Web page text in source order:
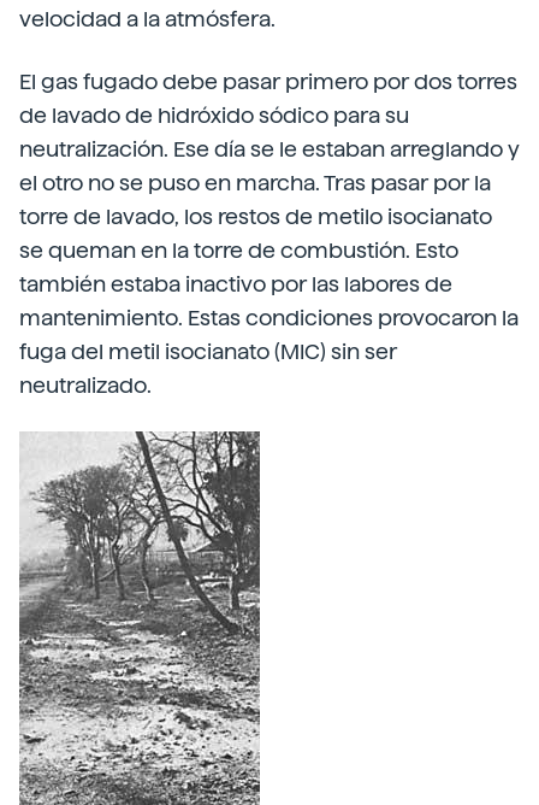
velocidad a la atmósfera.
El gas fugado debe pasar primero por dos torres
de lavado de hidróxido sódico para su
neutralización. Ese día se le estaban arreglando y
el otro no se puso en marcha. Tras pasar por la
torre de lavado, los restos de metilo isocianato
se queman en la torre de combustión. Esto
también estaba inactivo por las labores de
mantenimiento. Estas condiciones provocaron la
fuga del metil isocianato (MIC) sin ser
neutralizado.